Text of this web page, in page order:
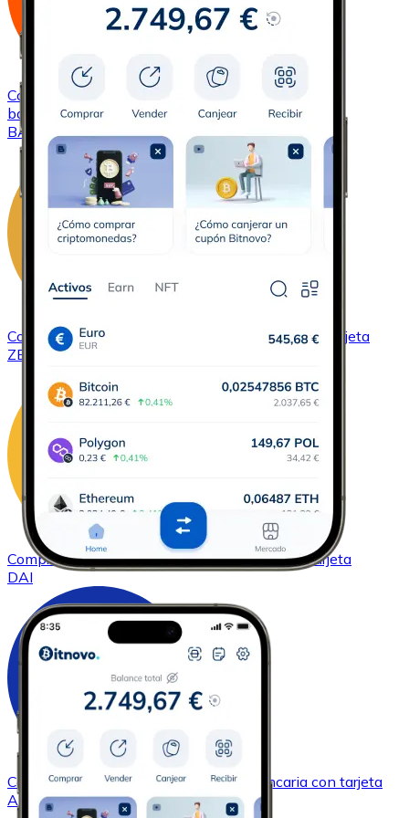
Comprar
bancariacon tarjeta
BAT
ComprarZCash con transferencia bancariacon tarjeta
ZEC
ComprarDAIcon transferencia bancariacon tarjeta
DAI
ComprarCardanocon transferencia bancaria con tarjeta
ADA